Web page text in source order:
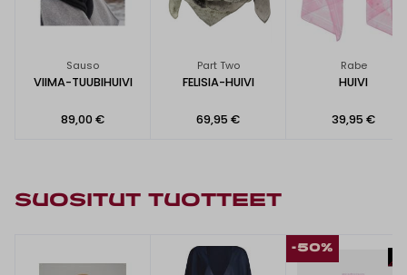
Sauso
VIIMA-TUUBIHUIVI
89,00 €
Part Two
FELISIA-HUIVI
69,95 €
Rabe
HUIVI
39,95 €
SUOSITUT TUOTTEET
-50%